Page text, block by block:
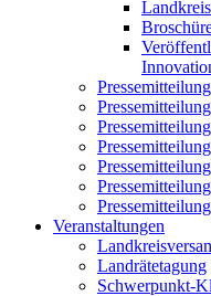
Veranstaltungen
Landrätetagung
Schwerpunkt-